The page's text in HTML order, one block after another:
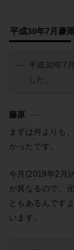
平成30年7月豪
平成30年7
した。
藤原
まずは何よりも
かったです。
今月(2019年2月)
が異なるので、
ともあるんです
います。